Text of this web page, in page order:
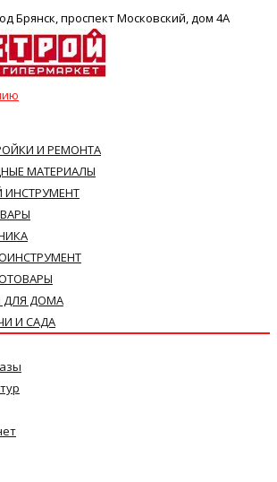
Брянск, проспект Московский, дом 4А
И РЕМОНТА
МАТЕРИАЛЫ
ИНСТРУМЕНТ
ДЛЯ ДОМА
И САДА